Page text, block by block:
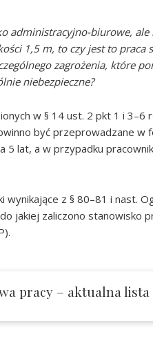
administracyjno-biurowe,
1,5 m, to czy jest to praca
zagrożenia, które
niebezpieczne?
w § 14 ust. 2 pkt 1 i
być przeprowadzane w
5 lat, a w przypadku
wynikające z § 80–81 i nast.
jakiej zaliczono stanowisko
pracy – aktualna lista